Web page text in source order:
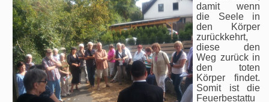
damit wenn
die Seele in
den Körper
zurückkehrt,
diese den
Weg zurück in
den toten
Körper findet.
Somit ist die
Feuerbestattu